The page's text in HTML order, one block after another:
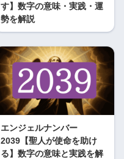
す】数字の意味・実践・運
勢を解説
エンジェルナンバー
2039【聖人が使命を助け
る】数字の意味と実践を解